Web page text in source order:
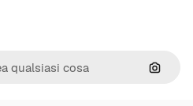
Cerca